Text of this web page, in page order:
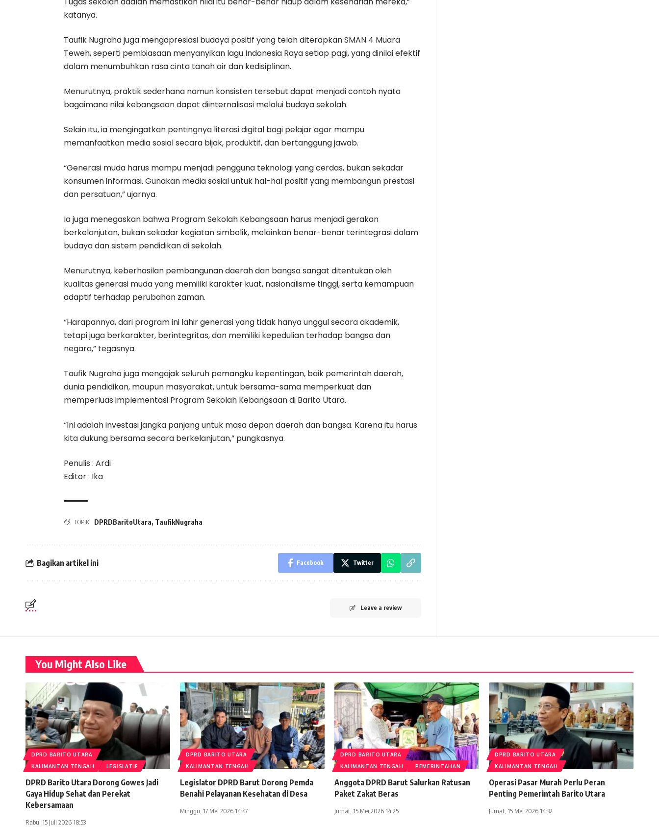
katanya.
Taufik Nugraha juga mengapresiasi budaya positif yang telah diterapkan SMAN 4 Muara
Teweh, seperti pembiasaan menyanyikan lagu Indonesia Raya setiap pagi, yang dinilai efektif
dalam menumbuhkan rasa cinta tanah air dan kedisiplinan.
Menurutnya, praktik sederhana namun konsisten tersebut dapat menjadi contoh nyata
bagaimana nilai kebangsaan dapat diinternalisasi melalui budaya sekolah.
Selain itu, ia mengingatkan pentingnya literasi digital bagi pelajar agar mampu
memanfaatkan media sosial secara bijak, produktif, dan bertanggung jawab.
“Generasi muda harus mampu menjadi pengguna teknologi yang cerdas, bukan sekadar
konsumen informasi. Gunakan media sosial untuk hal-hal positif yang membangun prestasi
dan persatuan,” ujarnya.
Ia juga menegaskan bahwa Program Sekolah Kebangsaan harus menjadi gerakan
berkelanjutan, bukan sekadar kegiatan simbolik, melainkan benar-benar terintegrasi dalam
budaya dan sistem pendidikan di sekolah.
Menurutnya, keberhasilan pembangunan daerah dan bangsa sangat ditentukan oleh
kualitas generasi muda yang memiliki karakter kuat, nasionalisme tinggi, serta kemampuan
adaptif terhadap perubahan zaman.
“Harapannya, dari program ini lahir generasi yang tidak hanya unggul secara akademik,
tetapi juga berkarakter, berintegritas, dan memiliki kepedulian terhadap bangsa dan
negara,” tegasnya.
Taufik Nugraha juga mengajak seluruh pemangku kepentingan, baik pemerintah daerah,
dunia pendidikan, maupun masyarakat, untuk bersama-sama memperkuat dan
memperluas implementasi Program Sekolah Kebangsaan di Barito Utara.
“Ini adalah investasi jangka panjang untuk masa depan daerah dan bangsa. Karena itu harus
kita dukung bersama secara berkelanjutan,” pungkasnya.
Penulis : Ardi
Editor : Ika
TOPIK DPRDBaritoUtara, TaufikNugraha
Bagikan artikel ini Facebook Twitter
Leave a review
You Might Also Like
DPRD BARITO UTARA
KALIMANTAN TENGAH
LEGISLATIF
DPRD Barito Utara Dorong Gowes Jadi
Gaya Hidup Sehat dan Perekat
Kebersamaan
Rabu, 15 Juli 2026 18:53
DPRD BARITO UTARA
KALIMANTAN TENGAH
Legislator DPRD Barut Dorong Pemda
Benahi Pelayanan Kesehatan di Desa
Minggu, 17 Mei 2026 14:47
DPRD BARITO UTARA
KALIMANTAN TENGAH
PEMERINTAHAN
Anggota DPRD Barut Salurkan Ratusan
Paket Zakat Beras
Jumat, 15 Mei 2026 14:25
DPRD BARITO UTARA
KALIMANTAN TENGAH
Operasi Pasar Murah Perlu Peran
Penting Pemerintah Barito Utara
Jumat, 15 Mei 2026 14:32